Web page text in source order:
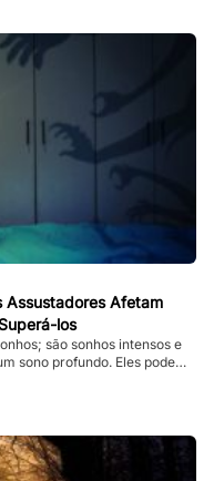
Assustadores Afetam
los
são sonhos intensos e
sono profundo. Eles podem
coração bater forte, e a
acordarmos. Enquanto